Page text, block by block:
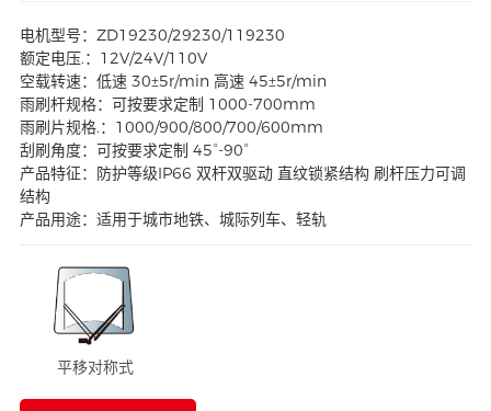
电机型号：ZD19230/29230/119230
额定电压.：12V/24V/110V
空载转速：低速 30±5r/min 高速 45±5r/min
雨刷杆规格：可按要求定制 1000-700mm
雨刷片规格.：1000/900/800/700/600mm
刮刷角度：可按要求定制 45°-90°
产品特征：防护等级IP66 双杆双驱动 直纹锁紧结构 刷杆压力可调
结构
产品用途：适用于城市地铁、城际列车、轻轨
平移对称式